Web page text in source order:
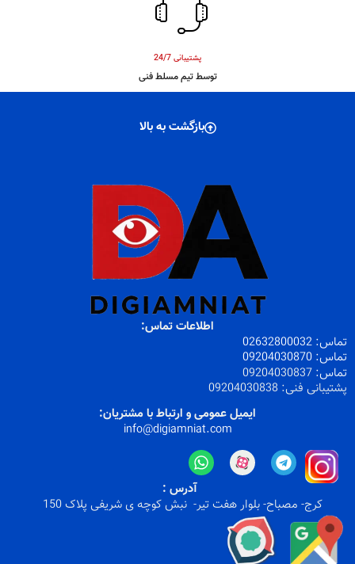
پشتیبانی 24/7
توسط تیم مسلط فنی
بازگشت به بالا
اطلاعات تماس:
تماس:
02632800032
تماس: 09204030870
تماس: 09204030837
پشتیبانی فنی: 09204030838
ایمیل عمومی و ارتباط با مشتریان:
info@digiamniat.com
آدرس :
کرج- مصباح- بلوار هفت تیر- نبش کوچه ی شریفی پلاک 150